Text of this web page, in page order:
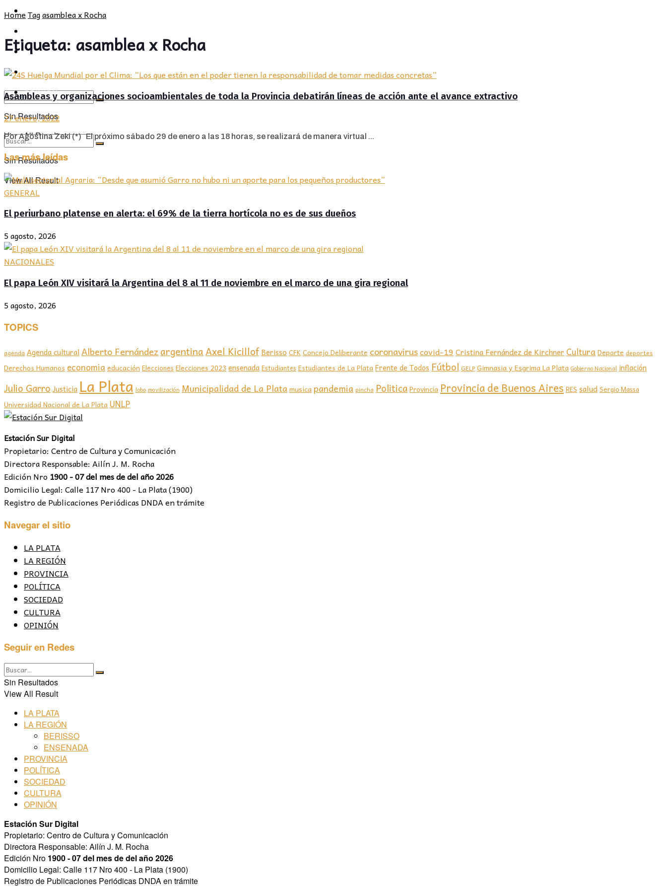
POLÍTICA
CULTURA
Sin Resultados
View All Result
PROVINCIA
SOCIEDAD
CULTURA
OPINIÓN
Sin Resultados
View All Result
HomeTagasamblea x Rocha
Etiqueta: asamblea x Rocha
Asambleas y organizaciones socioambientales de toda la Provincia debatirán líneas de acción ante el avance extractivo
27 enero, 2022
Por Agostina Zeki (*) El próximo sábado 29 de enero a las 18 horas, se realizará de manera virtual ...
Las más leídas
GENERAL
El periurbano platense en alerta: el 69% de la tierra hortícola no es de sus dueños
5 agosto, 2026
NACIONALES
El papa León XIV visitará la Argentina del 8 al 11 de noviembre en el marco de una gira regional
5 agosto, 2026
TOPICS
agenda Agenda culturalAlberto Fernández argentinaAxel Kicillof Berisso CFKConcejo Deliberante coronaviruscovid-19 Cristina Fernández de Kirchner Cultura Deporte deportes
Derechos Humanos economia educación Elecciones Elecciones 2023 ensenada Estudiantes Estudiantes de La PlataFrente de Todos Fútbol GELP Gimnasia y Esgrima La Plata Gobierno Nacional inflación
Julio Garro Justicia La Plata lobo movilización Municipalidad de La Plata musicapandemia pincha PoliticaProvincia Provincia de Buenos Aires RES saludSergio Massa
Universidad Nacional de La Plata UNLP
Estación Sur Digital
Propietario: Centro de Cultura y Comunicación
Directora Responsable: Ailín J. M. Rocha
Edición Nro 1900 - 07 del mes de del año 2026
Domicilio Legal: Calle 117 Nro 400 - La Plata (1900)
Registro de Publicaciones Periódicas DNDA en trámite
Navegar el sitio
LA PLATA
LA REGIÓN
PROVINCIA
POLÍTICA
SOCIEDAD
CULTURA
OPINIÓN
Seguir en Redes
Sin Resultados
View All Result
LA PLATA
LA REGIÓN
BERISSO
ENSENADA
PROVINCIA
POLÍTICA
SOCIEDAD
CULTURA
OPINIÓN
Estación Sur Digital
Propietario: Centro de Cultura y Comunicación
Directora Responsable: Ailín J. M. Rocha
Edición Nro 1900 - 07 del mes de del año 2026
Domicilio Legal: Calle 117 Nro 400 - La Plata (1900)
Registro de Publicaciones Periódicas DNDA en trámite